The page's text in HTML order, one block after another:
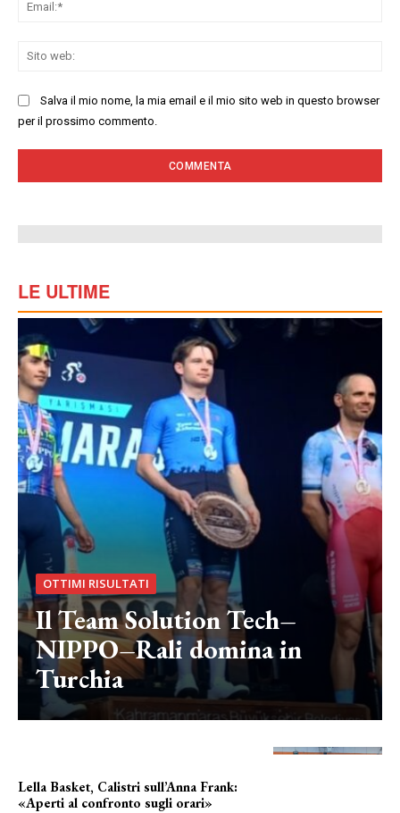
Salva il mio nome, la mia email e il mio sito web in questo browser
per il prossimo commento.
LE ULTIME
OTTIMI RISULTATI
Il Team Solution Tech–
NIPPO–Rali domina in
Turchia
Lella Basket, Calistri sull’Anna Frank:
«Aperti al confronto sugli orari»